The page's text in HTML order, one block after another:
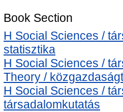
Book Section
H Social Sciences /
statisztika
H Social Sciences /
Theory /
H Social Sciences /
társadalomkutatás